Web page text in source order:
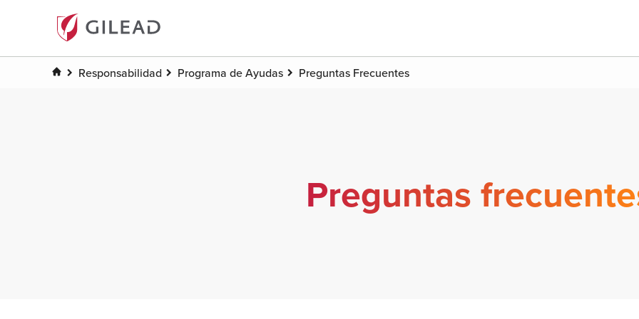
Responsabilidad Programa de Ayudas Preguntas Frecuentes
Preguntas